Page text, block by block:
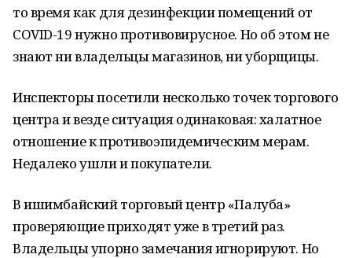
то время как для дезинфекции помещений от
COVID-19 нужно противовирусное. Но об этом не
знают ни владельцы магазинов, ни уборщицы.
Инспекторы посетили несколько точек торгового
центра и везде ситуация одинаковая: халатное
отношение к противоэпидемическим мерам.
Недалеко ушли и покупатели.
В ишимбайский торговый центр «Палуба»
проверяющие приходят уже в третий раз.
Владельцы упорно замечания игнорируют. Но